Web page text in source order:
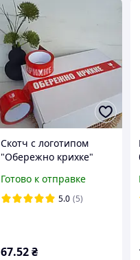
Скотч с логотипом
"Обережно крихке"
Cкотч для упаковки
Cкотч для хрупких
Готово к отправке
5.0 (5)
67.52₴